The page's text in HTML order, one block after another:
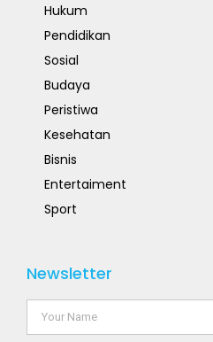
Hukum
Pendidikan
Sosial
Budaya
Peristiwa
Kesehatan
Bisnis
Entertaiment
Sport
Newsletter